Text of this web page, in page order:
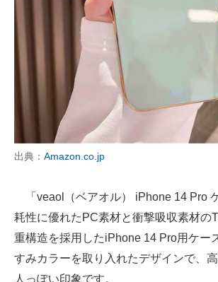
出典： Amazon.co.jp
「veaol（ベアオル） iPhone 14 Pro
耗性に優れたPC素材と衝撃吸収素材の
重構造を採用したiPhone 14 Pro用ケー
すみカラーを取り入れたデザインで、
人っぽい印象です。